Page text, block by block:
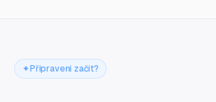
Připraveni začít?